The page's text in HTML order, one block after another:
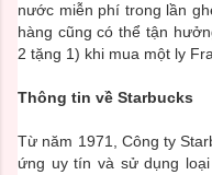
nước miễn phí trong lần
hàng cũng có thể tận
2 tặng 1) khi mua một ly
Thông tin về Starbucks
Từ năm 1971, Công ty
ứng uy tín và sử dụng